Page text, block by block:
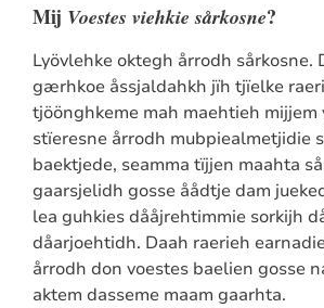
Mij Voestes viehkie sårkosne?
Lyövlehke oktegh årrodh sårkosne.
gærhkoe åssjaldahkh jïh tjïelke
tjöönghkeme mah maehtieh
stïeresne årrodh mubpiealmetjidie
baektjede, seamma tïjjen maahta
gaarsjelidh gosse åådtje dam
lea guhkies dååjrehtimmie sorkijh
dåarjoehtidh. Daah raerieh
årrodh don voestes baelien gosse
aktem dasseme maam gaarhta.